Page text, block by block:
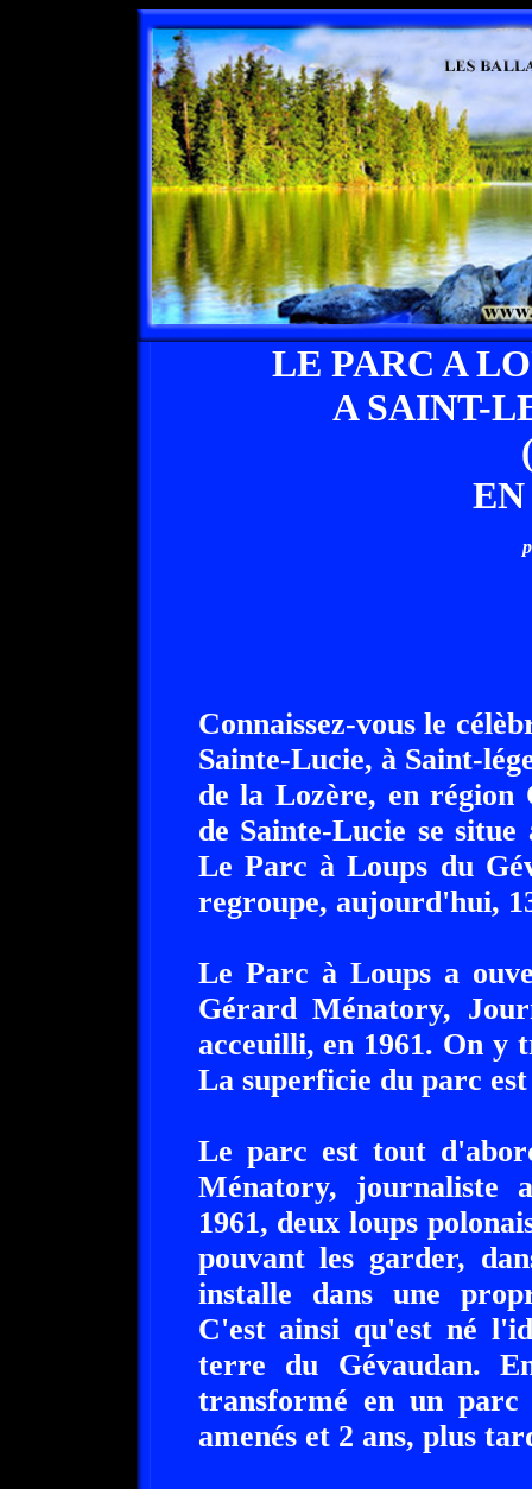
LE PARC A
A SAINT-
Connaissez-vous le
Sainte-Lucie, à Saint-
de la Lozère, en région
de Sainte-Lucie se
Le Parc à Loups du
regroupe, aujourd'hui,
Le Parc à Loups a
Gérard Ménatory,
acceuilli, en 1961. On y
La superficie du parc
Le parc est tout
Ménatory,
1961, deux loups
pouvant les garder,
installe dans une
C'est ainsi qu'est né
terre du Gévaudan.
transformé en un
amenés et 2 ans, plus